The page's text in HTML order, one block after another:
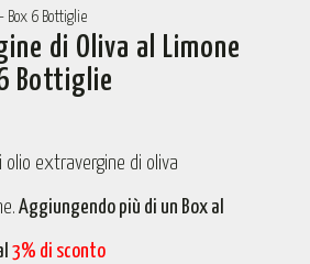
Box 6 Bottiglie
di Oliva al Limone
Bottiglie
olio extravergine di oliva
Aggiungendo più di un Box al
3% di sconto